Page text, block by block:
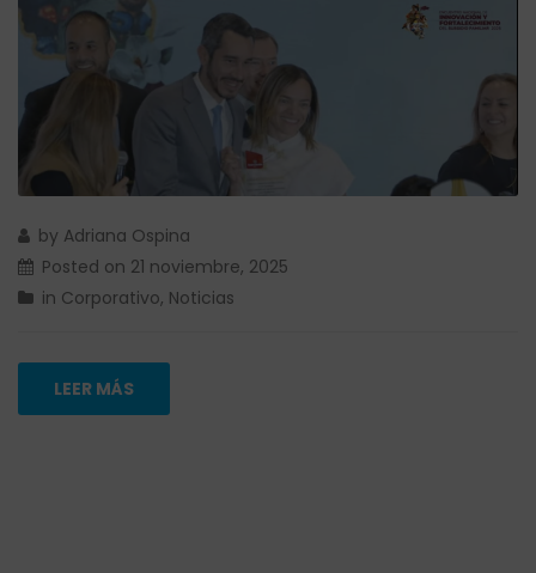
by Adriana Ospina
Posted on 21 noviembre, 2025
in Corporativo, Noticias
LEER MÁS